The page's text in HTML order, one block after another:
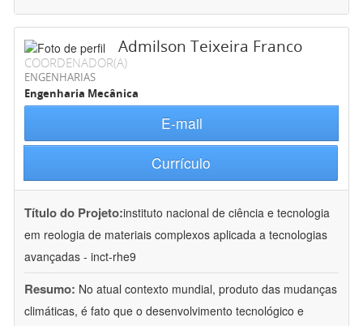
Admilson Teixeira Franco
COORDENADOR(A)
ENGENHARIAS
Engenharia Mecânica
E-mail
Currículo
Título do Projeto:instituto nacional de ciência e tecnologia
em reologia de materiais complexos aplicada a tecnologias
avançadas - inct-rhe9
Resumo: No atual contexto mundial, produto das mudanças
climáticas, é fato que o desenvolvimento tecnológico e